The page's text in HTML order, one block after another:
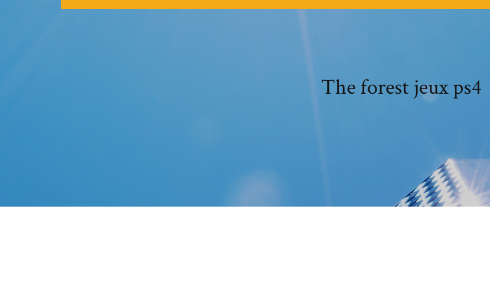
The forest jeux ps4